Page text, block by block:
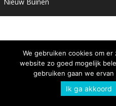
Nieuw Buinen
We gebruiken cookies om
website zo goed mogelijk
gebruiken gaan we
Ik ga akkoord